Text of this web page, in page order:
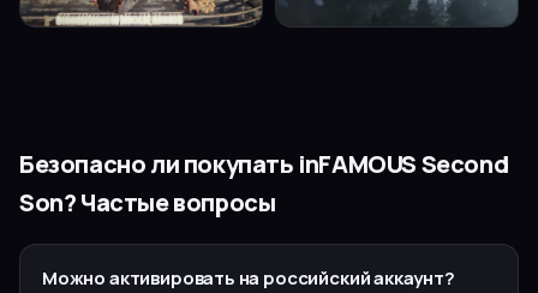
Безопасно ли покупать inFAMOUS Second
Son? Частые вопросы
Можно активировать на российский аккаунт?